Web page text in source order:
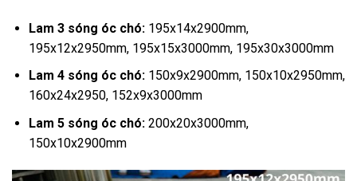
Lam 3 sóng óc chó:195x14x2900mm,
195x12x2950mm, 195x15x3000mm, 195x30x3000mm
Lam 4 sóng óc chó:150x9x2900mm, 150x10x2950mm,
160x24x2950, 152x9x3000mm
Lam 5 sóng óc chó:200x20x3000mm,
150x10x2900mm